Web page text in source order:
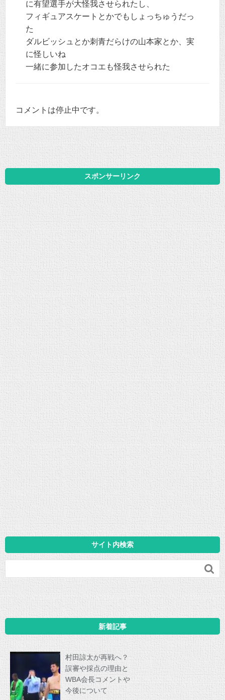
に有望選手が大怪我させられたし、
フィギュアスケートとかでもしょっちゅうだっ
た
ダルビッシュとか刺青だらけの山本家とか、実
に怪しいね
一緒に参加したオコエも怪我させられた
コメントは停止中です。
スポンサーリンク
サイト内検索

新着記事
村田諒太が再戦へ？
誤審や採点の理由と
WBA会長コメントや
今後について